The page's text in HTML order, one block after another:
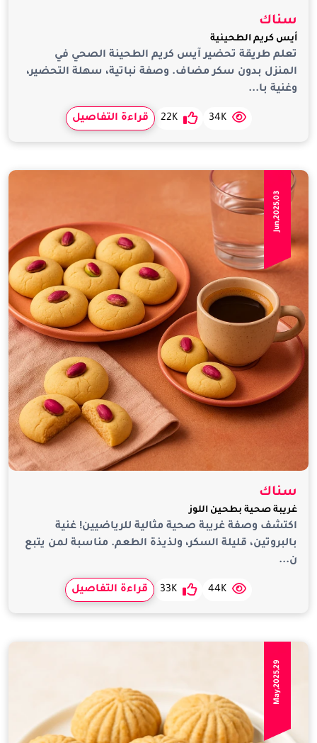
سناك
أيس كريم الطحينية
تعلم طريقة تحضير آيس كريم الطحينة الصحي في
المنزل بدون سكر مضاف. وصفة نباتية، سهلة التحضير،
وغنية با...
34K
22K قراءة التفاصيل
Jun,2025,03
سناك
غريبة صحية بطحين اللوز
اكتشف وصفة غريبة صحية مثالية للرياضيين! غنية
بالبروتين، قليلة السكر، ولذيذة الطعم. مناسبة لمن يتبع
ن...
44K
33K قراءة التفاصيل
May,2025,29